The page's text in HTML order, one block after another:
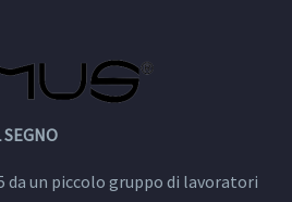
SEGNO
da un piccolo gruppo di lavoratori